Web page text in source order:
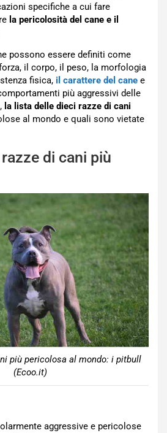
specifiche a cui fare
la pericolosità del cane e il
possono essere definiti come
il corpo, il peso, la morfologia
fisica, il carattere del cane e
più aggressivi delle
la lista delle dieci razze di cani
al mondo e quali sono vietate
di cani più
più pericolosa al mondo: i pitbull
(Ecoo.it)
aggressive e pericolose